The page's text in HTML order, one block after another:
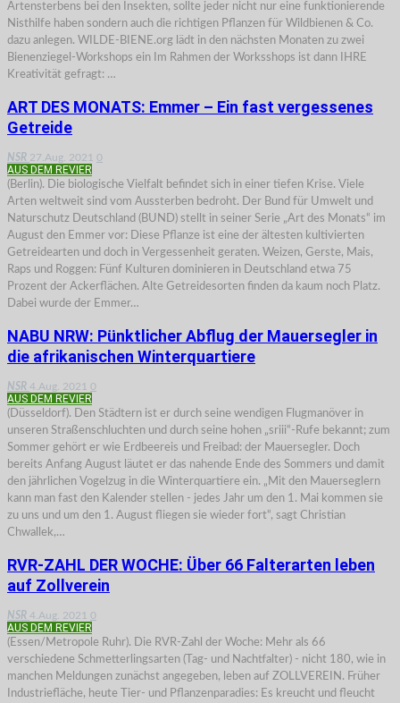
Artensterbens bei den Insekten, sollte jeder nicht nur eine funktionierende
Nisthilfe haben sondern auch die richtigen Pflanzen für Wildbienen & Co.
dazu anlegen. WILDE-BIENE.org lädt in den nächsten Monaten zu zwei
Bienenziegel-Workshops ein Im Rahmen der Worksshops ist dann IHRE
Kreativität gefragt: …
ART DES MONATS: Emmer – Ein fast vergessenes
Getreide
NSR 27.Aug. 2021 0
AUS DEM REVIER
(Berlin). Die biologische Vielfalt befindet sich in einer tiefen Krise. Viele
Arten weltweit sind vom Aussterben bedroht. Der Bund für Umwelt und
Naturschutz Deutschland (BUND) stellt in seiner Serie „Art des Monats“ im
August den Emmer vor: Diese Pflanze ist eine der ältesten kultivierten
Getreidearten und doch in Vergessenheit geraten. Weizen, Gerste, Mais,
Raps und Roggen: Fünf Kulturen dominieren in Deutschland etwa 75
Prozent der Ackerflächen. Alte Getreidesorten finden da kaum noch Platz.
Dabei wurde der Emmer…
NABU NRW: Pünktlicher Abflug der Mauersegler in
die afrikanischen Winterquartiere
NSR 4.Aug. 2021 0
AUS DEM REVIER
(Düsseldorf). Den Städtern ist er durch seine wendigen Flugmanöver in
unseren Straßenschluchten und durch seine hohen „sriii“-Rufe bekannt; zum
Sommer gehört er wie Erdbeereis und Freibad: der Mauersegler. Doch
bereits Anfang August läutet er das nahende Ende des Sommers und damit
den jährlichen Vogelzug in die Winterquartiere ein. „Mit den Mauerseglern
kann man fast den Kalender stellen - jedes Jahr um den 1. Mai kommen sie
zu uns und um den 1. August fliegen sie wieder fort“, sagt Christian
Chwallek,…
RVR-ZAHL DER WOCHE: Über 66 Falterarten leben
auf Zollverein
NSR 4.Aug. 2021 0
AUS DEM REVIER
(Essen/Metropole Ruhr). Die RVR-Zahl der Woche: Mehr als 66
verschiedene Schmetterlingsarten (Tag- und Nachtfalter) - nicht 180, wie in
manchen Meldungen zunächst angegeben, leben auf ZOLLVEREIN. Früher
Industriefläche, heute Tier- und Pflanzenparadies: Es kreucht und fleucht